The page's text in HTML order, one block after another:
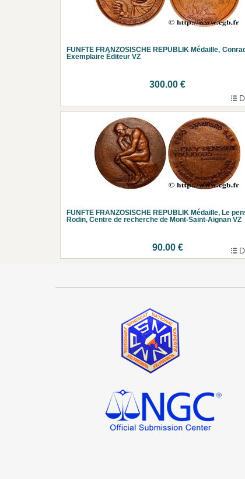
FUNFTE FRANZOSISCHE REPUBLIK Médaille,
Exemplaire Éditeur VZ
300.00 €
FUNFTE FRANZOSISCHE REPUBLIK Médaille, Le
Rodin, Centre de recherche de Mont-Saint-Aignan VZ
90.00 €